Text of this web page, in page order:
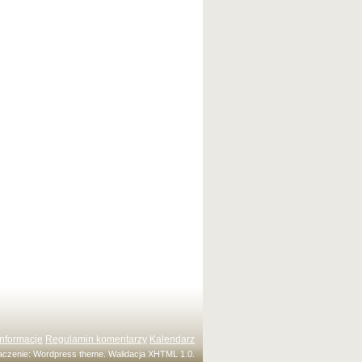
Regulamin komentarzy Kalendarz
Wordpress theme. WalidacjaXHTML 1.0.